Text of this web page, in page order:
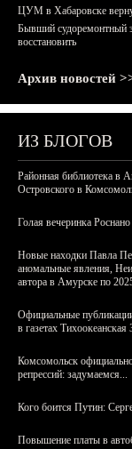
ЦУМ в Хабаровске
Бывший судоремонтный
восстановить
Архив новостей
ИЗ БЛОГОВ
Районная библиотека в
Островского в
Голая вечеринка
Новые находки Павла
аномальные явления,
автора в Амурске по
Официальные
в газетах
Комсомольск
репрессий: задумаемся...
Кого боится Путин:
Повышение платы в